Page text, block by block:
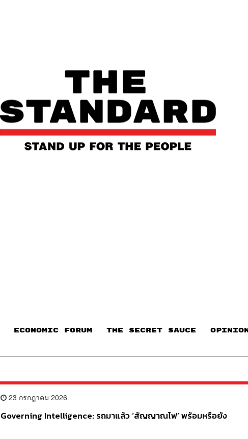
ECONOMIC FORUM THE SECRET SAUCE​ OPINION
23 กรกฎาคม 2026
Governing Intelligence: รถมาแล้ว ‘สัญญาณไฟ’ พร้อมหรือยัง